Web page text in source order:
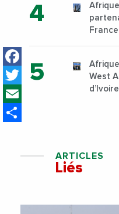
Facebook
Twitter
sur
West
ARTICLES
Liés